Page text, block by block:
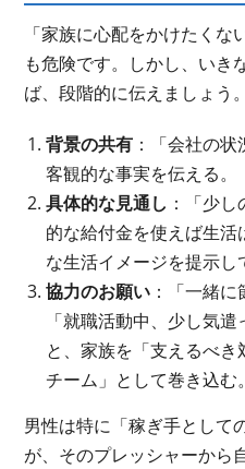
「家族に心配をかけたく
も危険です。しかし、いき
ば、段階的に伝えましょう。
背景の共有 ：「会社の
客観的な事実を伝える。
具体的な見通し ：「少
的な給付金を使えば生
な生活イメージを提示し
協力のお願い ：「一緒
「就職活動中、少し気
と、家族を「支えるべき
チーム」として巻き込む。
男性は特に「稼ぎ手として
が、そのプレッシャーから